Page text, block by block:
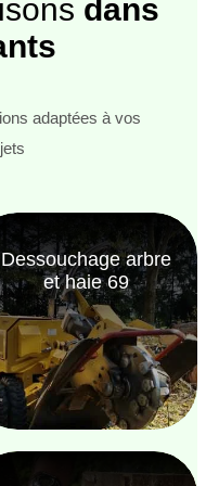
dans
adaptées à vos
Dessouchage arbre
et haie 69